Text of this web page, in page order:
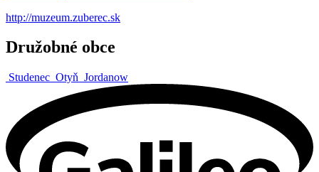
http://muzeum.zuberec.sk
Družobné obce
Studenec Otyň Jordanow